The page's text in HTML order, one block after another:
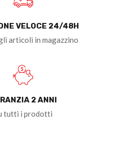
VELOCE 24/48H
articoli in magazzino
2 ANNI
tutti i prodotti